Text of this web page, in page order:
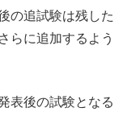
の追試験は残した
らに追加するよう
表後の試験となる